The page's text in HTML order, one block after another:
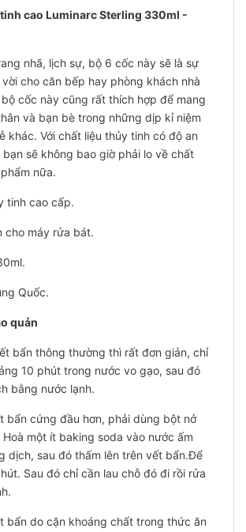
cao Luminarc Sterling 330ml -
nhã, lịch sự, bộ 6 cốc này sẽ là sự
cho căn bếp hay phòng khách nhà
cốc này cũng rất thích hợp để mang
và bạn bè trong những dịp kỉ niệm
khác. Với chất liệu thủy tinh có độ an
sẽ không bao giờ phải lo về chất
nữa.
tinh cao cấp.
cho máy rửa bát.
Quốc.
quản
bẩn thông thường thì rất đơn giản, chỉ
10 phút trong nước vo gạo, sau đó
bằng nước lạnh.
bẩn cứng đầu hơn, phải dùng bột nở
một ít baking soda vào nước ấm
dịch, sau đó thấm lên trên vết bẩn.Để
Sau đó chỉ cần lau chỗ đó đi rồi rửa
bẩn do cặn khoáng chất trong thức ăn